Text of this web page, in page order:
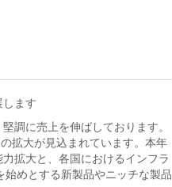
ます
調に売上を伸ばしております。
拡大が見込まれています。本年
拡大と、各国におけるインフラ
めとする新製品やニッチな製品